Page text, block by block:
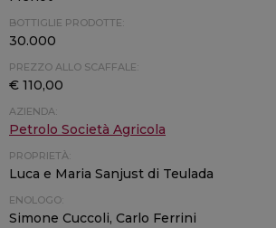
BOTTIGLIE PRODOTTE:
30.000
PREZZO ALLO SCAFFALE:
€ 110,00
AZIENDA:
Petrolo Società Agricola
PROPRIETÀ:
Luca e Maria Sanjust di Teulada
ENOLOGO:
Simone Cuccoli, Carlo Ferrini